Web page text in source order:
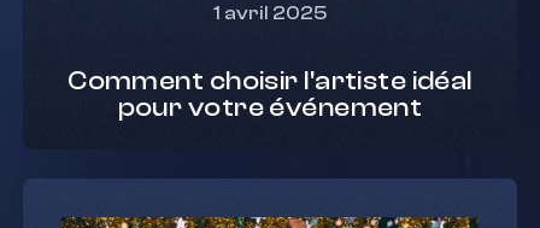
1 avril 2025
Comment choisir l'artiste idéal
pour votre événement